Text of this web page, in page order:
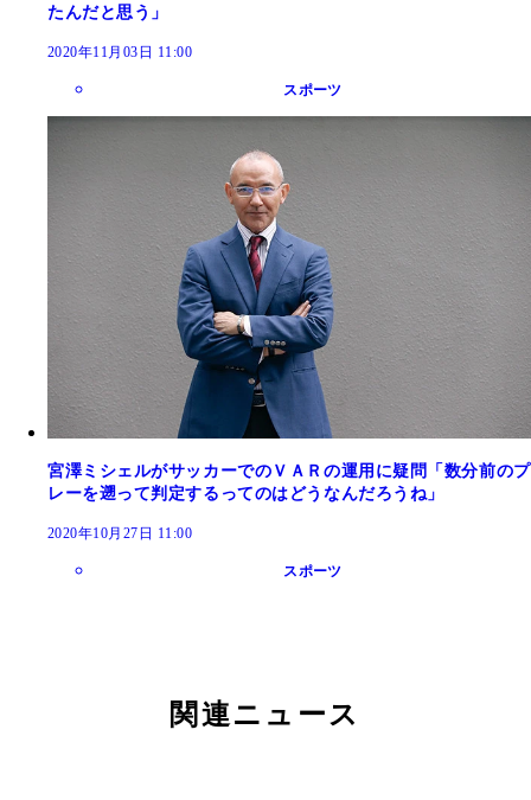
たんだと思う」
2020年11月03日 11:00
スポーツ
宮澤ミシェルがサッカーでのＶＡＲの運用に疑問「数分前のプ
レーを遡って判定するってのはどうなんだろうね」
2020年10月27日 11:00
スポーツ
関連ニュース